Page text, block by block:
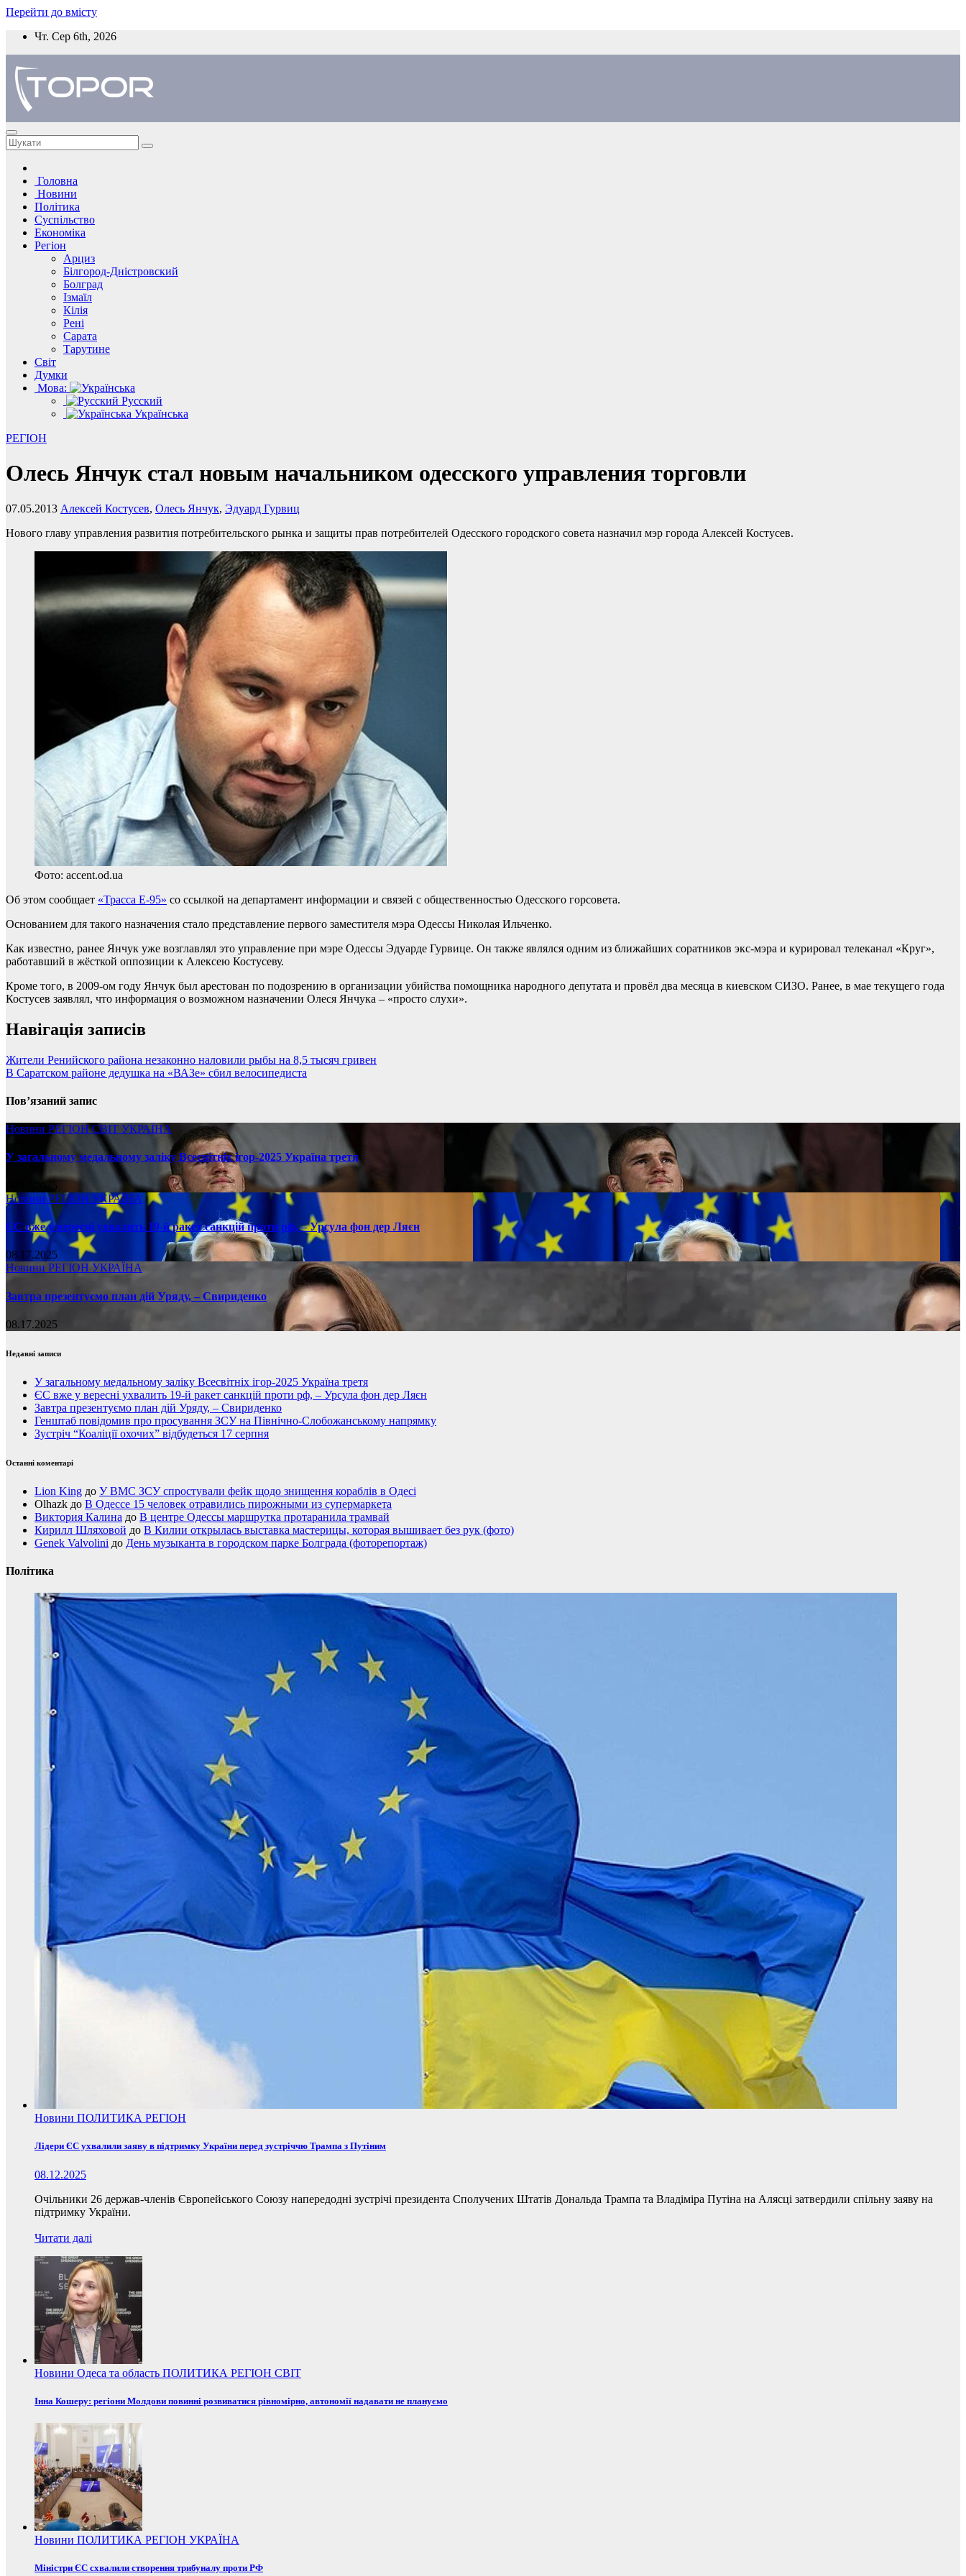
Перейти до вмісту
Чт. Сер 6th, 2026
Головна
Новини
Політика
Суспільство
Економіка
Регіон
Арциз
Білгород-Дністровский
Болград
Ізмаїл
Кілія
Рені
Сарата
Тарутине
Світ
Думки
Мова:
Русский
Українська
РЕГІОН
Олесь Янчук стал новым начальником одесского управления торговли
07.05.2013 Алексей Костусев, Олесь Янчук, Эдуард Гурвиц
Нового главу управления развития потребительского рынка и защиты прав потребителей Одесского городского совета назначил мэр города Алексей Костусев.
Фото: accent.od.ua
Об этом сообщает «Трасса Е-95» со ссылкой на департамент информации и связей с общественностью Одесского горсовета.
Основанием для такого назначения стало представление первого заместителя мэра Одессы Николая Ильченко.
Как известно, ранее Янчук уже возглавлял это управление при мэре Одессы Эдуарде Гурвице. Он также являлся одним из ближайших соратников экс-мэра и курировал телеканал «Круг»,
работавший в жёсткой оппозиции к Алексею Костусеву.
Кроме того, в 2009-ом году Янчук был арестован по подозрению в организации убийства помощника народного депутата и провёл два месяца в киевском СИЗО. Ранее, в мае текущего года
Костусев заявлял, что информация о возможном назначении Олеся Янчука – «просто слухи».
Навігація записів
Жители Ренийского района незаконно наловили рыбы на 8,5 тысяч гривен
В Саратском районе дедушка на «ВАЗе» сбил велосипедиста
Пов’язаний запис
Новини РЕГІОНСВІТ УКРАЇНА
У загальному медальному заліку Всесвітніх ігор-2025 Україна третя
08.17.2025
НовиниРЕГІОН УКРАЇНА
ЄС вже у вересні ухвалить 19-й ракет санкцій проти рф, – Урсула фон дер Ляєн
08.17.2025
Новини РЕГІОН УКРАЇНА
Завтра презентуємо план дій Уряду, – Свириденко
08.17.2025
Недавні записи
У загальному медальному заліку Всесвітніх ігор-2025 Україна третя
ЄС вже у вересні ухвалить 19-й ракет санкцій проти рф, – Урсула фон дер Ляєн
Завтра презентуємо план дій Уряду, – Свириденко
Генштаб повідомив про просування ЗСУ на Північно-Слобожанському напрямку
Зустріч “Коаліції охочих” відбудеться 17 серпня
Останні коментарі
Lion King до У ВМС ЗСУ спростували фейк щодо знищення кораблів в Одесі
Olhazk до В Одессе 15 человек отравились пирожными из супермаркета
Виктория Калина до В центре Одессы маршрутка протаранила трамвай
Кирилл Шляховой до В Килии открылась выставка мастерицы, которая вышивает без рук (фото)
Genek Valvolini до День музыканта в городском парке Болграда (фоторепортаж)
Політика
Новини ПОЛИТИКА РЕГІОН
Лідери ЄС ухвалили заяву в підтримку України перед зустріччю Трампа з Путіним
08.12.2025
Очільники 26 держав-членів Європейського Союзу напередодні зустрічі президента Сполучених Штатів Дональда Трампа та Владіміра Путіна на Алясці затвердили спільну заяву на
підтримку України.
Читати далі
Новини Одеса та область ПОЛИТИКА РЕГІОН СВІТ
Інна Кошеру: регіони Молдови повинні розвиватися рівномірно, автономії надавати не плануємо
Новини ПОЛИТИКА РЕГІОН УКРАЇНА
Міністри ЄС схвалили створення трибуналу проти РФ